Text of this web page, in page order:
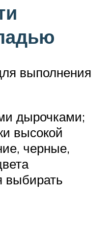
выполнения
дырочками;
высокой
черные,
выбирать